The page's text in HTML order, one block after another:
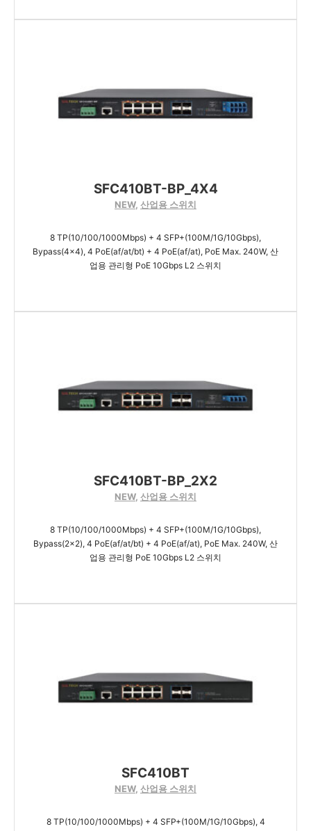
SFC410BT-BP_4X4
NEW, 산업용 스위치
8 TP(10/100/1000Mbps) + 4 SFP+(100M/1G/10Gbps),
Bypass(4x4), 4 PoE(af/at/bt) + 4 PoE(af/at), PoE Max. 240W, 산
업용 관리형 PoE 10Gbps L2 스위치
SFC410BT-BP_2X2
NEW, 산업용 스위치
8 TP(10/100/1000Mbps) + 4 SFP+(100M/1G/10Gbps),
Bypass(2x2), 4 PoE(af/at/bt) + 4 PoE(af/at), PoE Max. 240W, 산
업용 관리형 PoE 10Gbps L2 스위치
SFC410BT
NEW, 산업용 스위치
8 TP(10/100/1000Mbps) + 4 SFP+(100M/1G/10Gbps), 4